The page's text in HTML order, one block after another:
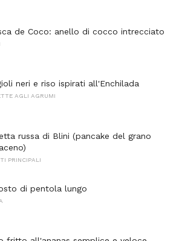
de Coco: anello di cocco intrecciato
neri e riso ispirati all'Enchilada
AGLI AGRUMI
russa di Blini (pancake del grano
PRINCIPALI
di pentola lungo